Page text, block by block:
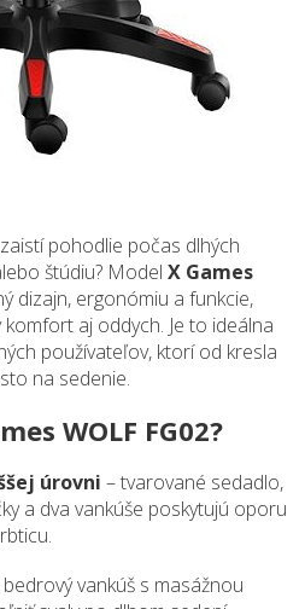
pohodlie počas dlhých
štúdiu? Model X Games
dizajn, ergonómiu a funkcie,
aj oddych. Je to ideálna
používateľov, ktorí od kresla
na sedenie.
WOLF FG02?
úrovni – tvarované sedadlo,
a dva vankúše poskytujú oporu
bedrový vankúš s masážnou